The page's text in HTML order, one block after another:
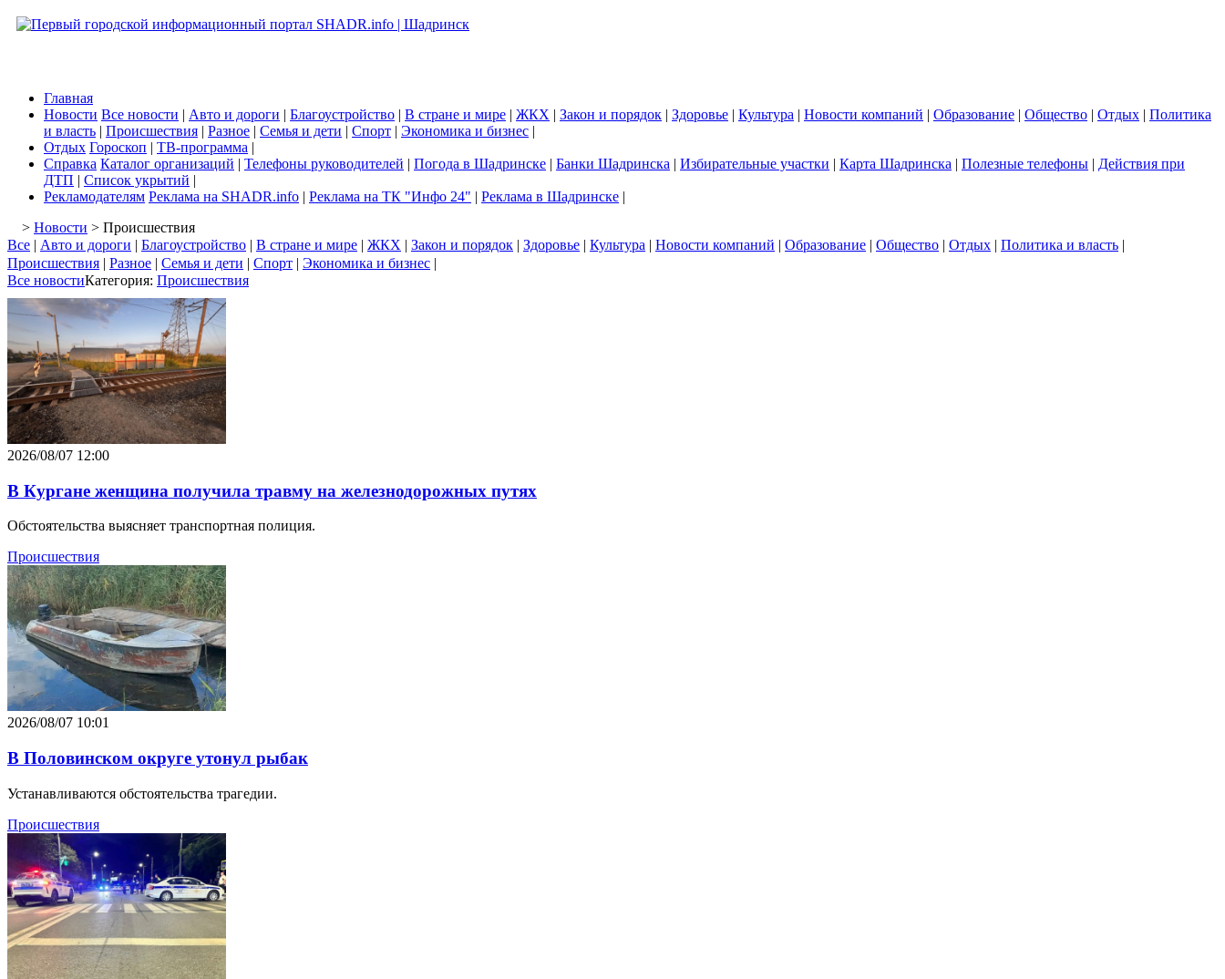
Главная
Новости Все новости | Авто и дороги | Благоустройство | В стране и мире | ЖКХ | Закон и порядок | Здоровье | Культура | Новости компаний | Образование | Общество | Отдых | Политика
и власть | Происшествия | Разное | Семья и дети | Спорт | Экономика и бизнес |
Отдых Гороскоп | ТВ-программа |
Справка Каталог организаций | Телефоны руководителей | Погода в Шадринске | Банки Шадринска | Избирательные участки | Карта Шадринска | Полезные телефоны | Действия при
ДТП | Список укрытий |
Рекламодателям Реклама на SHADR.info | Реклама на ТК "Инфо 24" | Реклама в Шадринске |
> Новости > Происшествия
Все | Авто и дороги | Благоустройство | В стране и мире | ЖКХ | Закон и порядок | Здоровье | Культура | Новости компаний | Образование | Общество | Отдых | Политика и власть |
Происшествия | Разное | Семья и дети | Спорт | Экономика и бизнес |
Все новостиКатегория: Происшествия
2026/08/07 12:00
В Кургане женщина получила травму на железнодорожных путях
Обстоятельства выясняет транспортная полиция.
Происшествия
2026/08/07 10:01
В Половинском округе утонул рыбак
Устанавливаются обстоятельства трагедии.
Происшествия